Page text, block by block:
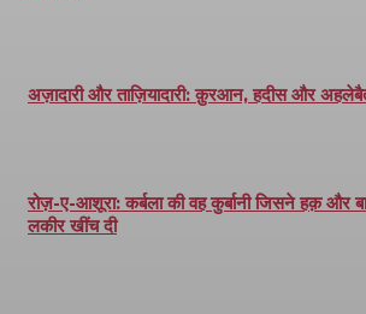
अज़ादारी और ताज़ियादारी: क़ुरआन, हदीस और
रोज़-ए-आशूरा: कर्बला की वह कुर्बानी जिसने हक़ और
लकीर खींच दी